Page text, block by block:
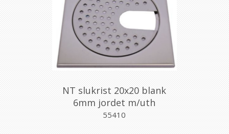
NT slukrist 20x20 blank
6mm jordet m/uth
55410